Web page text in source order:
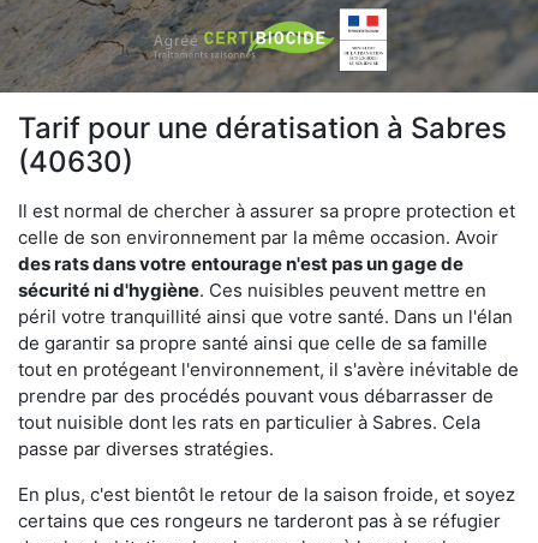
Tarif pour une dératisation à Sabres
(40630)
Il est normal de chercher à assurer sa propre protection et
celle de son environnement par la même occasion. Avoir
des rats dans votre entourage n'est pas un gage de
sécurité ni d'hygiène. Ces nuisibles peuvent mettre en
péril votre tranquillité ainsi que votre santé. Dans un l'élan
de garantir sa propre santé ainsi que celle de sa famille
tout en protégeant l'environnement, il s'avère inévitable de
prendre par des procédés pouvant vous débarrasser de
tout nuisible dont les rats en particulier à Sabres. Cela
passe par diverses stratégies.
En plus, c'est bientôt le retour de la saison froide, et soyez
certains que ces rongeurs ne tarderont pas à se réfugier